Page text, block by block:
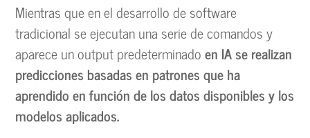
Mientras que en el desarrollo de software
tradicional se ejecutan una serie de comandos y
aparece un output predeterminadoen IA se realizan
predicciones basadas en patrones que ha
aprendido en función de los datos disponibles y los
modelos aplicados.